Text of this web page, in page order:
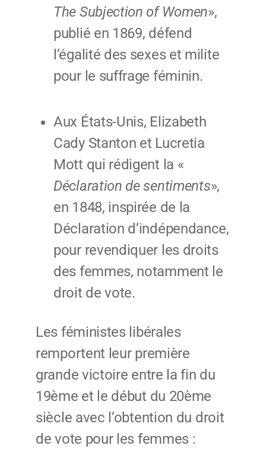
The Subjection of Women»,
publié en 1869, défend
l’égalité des sexes et milite
pour le suffrage féminin.
Aux États-Unis, Elizabeth
Cady Stanton et Lucretia
Mott qui rédigent la «
Déclaration de sentiments»,
en 1848, inspirée de la
Déclaration d’indépendance,
pour revendiquer les droits
des femmes, notamment le
droit de vote.
Les féministes libérales
remportent leur première
grande victoire entre la fin du
19ème et le début du 20ème
siècle avec l’obtention du droit
de vote pour les femmes :